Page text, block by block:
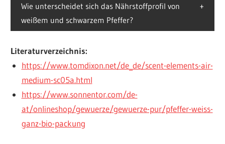
Wie unterscheidet sich das Nährstoffprofil von
weißem und schwarzem Pfeffer?
Literaturverzeichnis:
https://www.tomdixon.net/de_de/scent-elements-air-
medium-sc05a.html
https://www.sonnentor.com/de-
at/onlineshop/gewuerze/gewuerze-pur/pfeffer-weiss-
ganz-bio-packung